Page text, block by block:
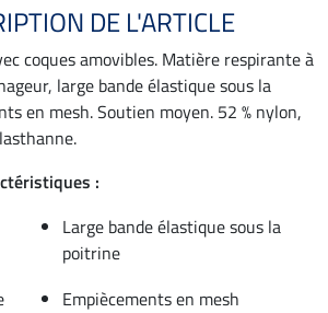
DE L'ARTICLE
coques amovibles. Matière respirante à
large bande élastique sous la
en mesh. Soutien moyen. 52 % nylon,
:
Large bande élastique sous la
poitrine
Empiècements en mesh